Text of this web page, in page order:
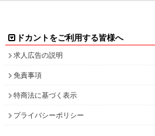
ドカントをご利用する皆様へ
求人広告の説明
免責事項
特商法に基づく表示
プライバシーポリシー